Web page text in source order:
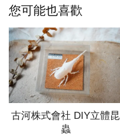
您可能也喜歡
古河株式會社 DIY立體昆
蟲